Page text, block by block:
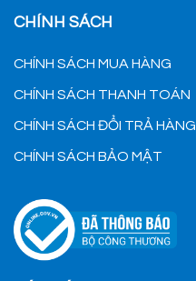
CHÍNH SÁCH
CHÍNH SÁCH MUA HÀNG
CHÍNH SÁCH THANH TOÁN
CHÍNH SÁCH ĐỔI TRẢ HÀNG
CHÍNH SÁCH BẢO MẬT